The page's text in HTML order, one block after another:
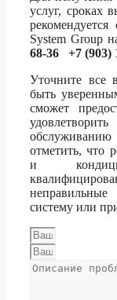
услуг, сроках
System Group
68-36 +7 (903)
Уточните все
быть
сможет
отметить, что
и
систему или